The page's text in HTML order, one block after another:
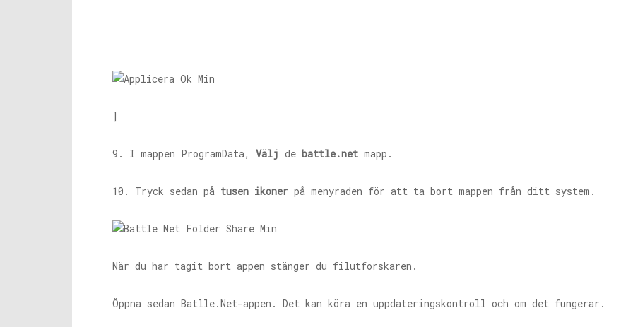
]
9. I mappen ProgramData, Välj de battle.net mapp.
10. Tryck sedan på tusen ikoner på menyraden för att ta bort mappen från ditt system.
När du har tagit bort appen stänger du filutforskaren.
Öppna sedan Batlle.Net-appen . Det kan köra en uppdateringskontroll och om det fungerar.